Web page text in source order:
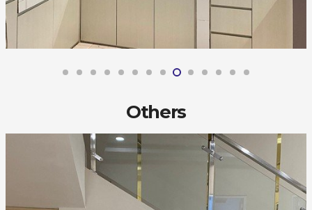
Others